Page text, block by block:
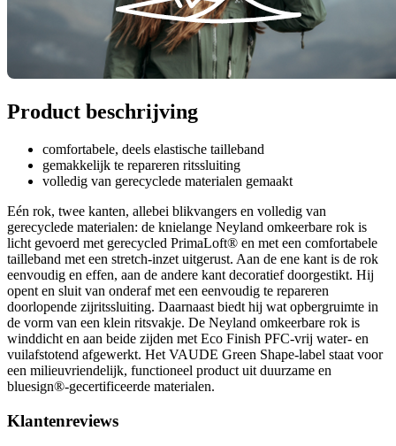
Product beschrijving
comfortabele, deels elastische tailleband
gemakkelijk te repareren ritssluiting
volledig van gerecyclede materialen gemaakt
Eén rok, twee kanten, allebei blikvangers en volledig van
gerecyclede materialen: de knielange Neyland omkeerbare rok is
licht gevoerd met gerecycled PrimaLoft® en met een comfortabele
tailleband met een stretch-inzet uitgerust. Aan de ene kant is de rok
eenvoudig en effen, aan de andere kant decoratief doorgestikt. Hij
opent en sluit van onderaf met een eenvoudig te repareren
doorlopende zijritssluiting. Daarnaast biedt hij wat opbergruimte in
de vorm van een klein ritsvakje. De Neyland omkeerbare rok is
winddicht en aan beide zijden met Eco Finish PFC-vrij water- en
vuilafstotend afgewerkt. Het VAUDE Green Shape-label staat voor
een milieuvriendelijk, functioneel product uit duurzame en
bluesign®-gecertificeerde materialen.
Klantenreviews